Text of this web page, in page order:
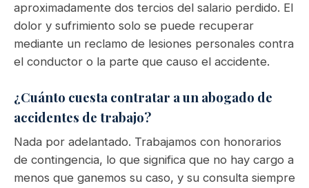
aproximadamente dos tercios del salario perdido. El
dolor y sufrimiento solo se puede recuperar
mediante un reclamo de lesiones personales contra
el conductor o la parte que causo el accidente.
¿Cuánto cuesta contratar a un abogado de
accidentes de trabajo?
Nada por adelantado. Trabajamos con honorarios
de contingencia, lo que significa que no hay cargo a
menos que ganemos su caso, y su consulta siempre